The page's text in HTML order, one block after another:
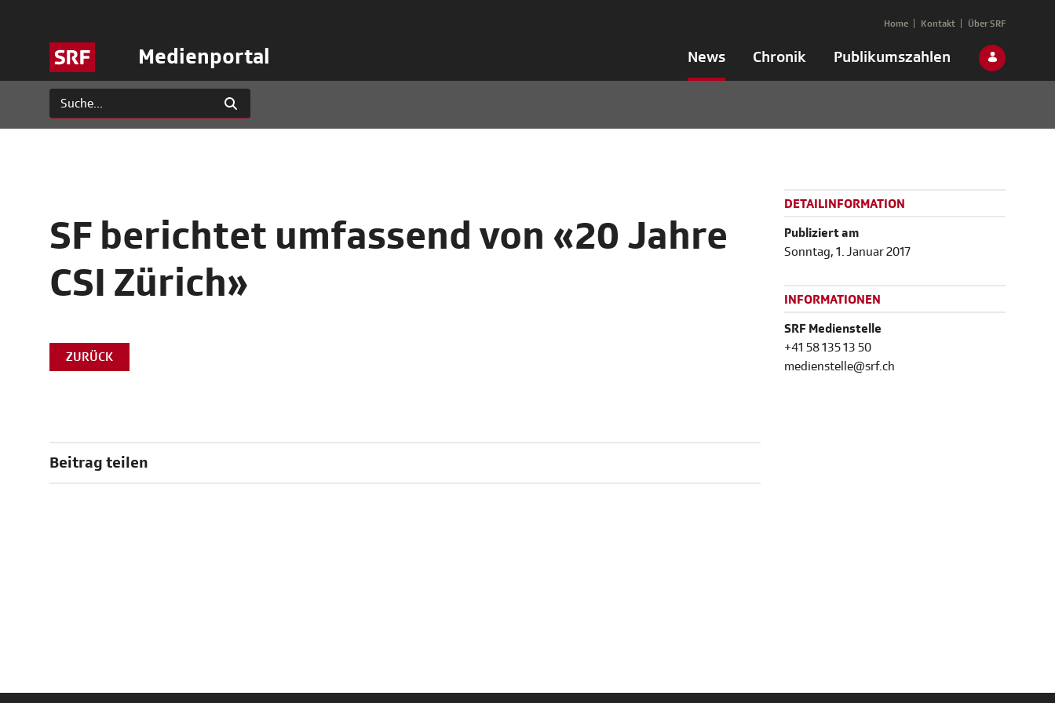
Medienportal News Chronik Publikumszahlen
Home Kontakt Über SRF
SF berichtet umfassend von «20 Jahre
CSI Zürich»
ZURÜCK
Beitrag teilen
DETAILINFORMATION
Publiziert am
Sonntag, 1. Januar 2017
INFORMATIONEN
SRF Medienstelle
+41 58 135 13 50
medienstelle@srf.ch